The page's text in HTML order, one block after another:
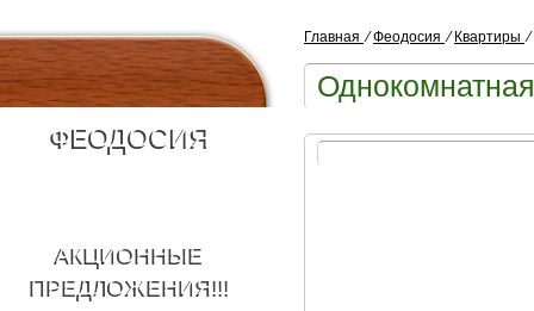
Главная ⁄ Феодосия ⁄ Квартиры ⁄
ФЕОДОСИЯ
АКЦИОННЫЕ
ПРЕДЛОЖЕНИЯ!!!